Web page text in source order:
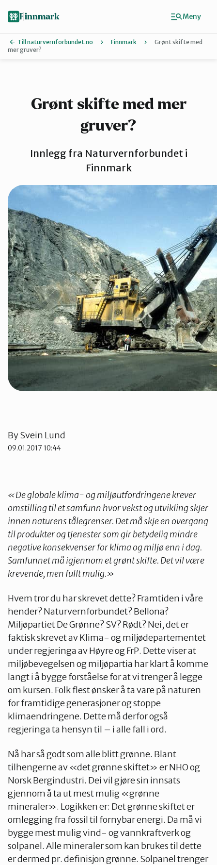
Porsangerfjorden
Sør-Varanger
Stilla og Vest-Finnmark
Tana og Varanger
Finnmark
Till naturvernforbundet.no Finnmark
Grønt skifte med
mer gruver?
Grønt skifte med mer
gruver?
Innlegg fra Naturvernforbundet i
Finnmark
BySvein Lund
09.01.2017 10:44
«De globale klima- og miljøutfordringene krever
omstilling til et samfunn hvor vekst og utvikling skjer
innen naturens tålegrenser. Det må skje en overgang
til produkter og tjenester som gir betydelig mindre
negative konsekvenser for klima og miljø enn i dag.
Samfunnet må igjennom et grønt skifte. Det vil være
krevende, men fullt mulig.»
Hvem tror du har skrevet dette? Framtiden i våre
hender? Naturvernforbundet? Bellona?
Miljøpartiet De Grønne? SV? Rødt? Nei, det er
faktisk skrevet av Klima- og miljødepartementet
under regjeringa av Høyre og FrP. Dette viser at
miljøbevegelsen og miljøpartia har klart å komme
langt i å bygge forståelse for at vi trenger å legge
om kursen. Folk flest ønsker å ta vare på naturen
for framtidige generasjoner og stoppe
klimaendringene. Dette må derfor også
regjeringa ta hensyn til – i alle fall i ord.
Nå har så godt som alle blitt grønne. Blant
tilhengerne av «det grønne skiftet» er NHO og
Norsk Bergindustri. Dei vil gjøre sin innsats
gjennom å ta ut mest mulig «grønne
mineraler». Logikken er: Det grønne skiftet er
omlegging fra fossil til fornybar energi. Da må vi
bygge mest mulig vind- og vannkraftverk og
solpanel. Alle mineraler som kan brukes til dette
er dermed pr. definisjon grønne. Solpanel trenger